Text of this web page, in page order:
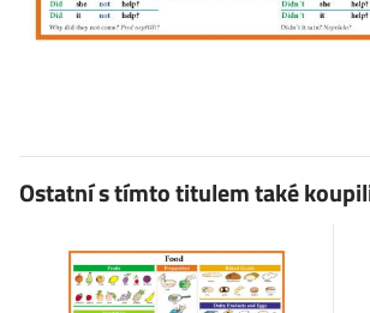
Ostatní s tímto titulem také